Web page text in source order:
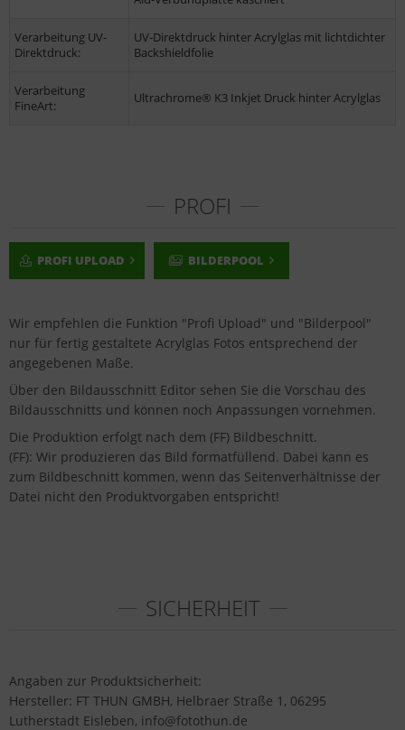
Verarbeitung UV-
Direktdruck:
UV-Direktdruck hinter Acrylglas mit lichtdichter
Backshieldfolie
Verarbeitung
FineArt:
Ultrachrome® K3 Inkjet Druck hinter Acrylglas
PROFI
PROFI UPLOAD BILDERPOOL
Wir empfehlen die Funktion "Profi Upload" und "Bilderpool"
nur für fertig gestaltete Acrylglas Fotos entsprechend der
angegebenen Maße.
Über den Bildausschnitt Editor sehen Sie die Vorschau des
Bildausschnitts und können noch Anpassungen vornehmen.
Die Produktion erfolgt nach dem (FF) Bildbeschnitt.
(FF): Wir produzieren das Bild formatfüllend. Dabei kann es
zum Bildbeschnitt kommen, wenn das Seitenverhältnisse der
Datei nicht den Produktvorgaben entspricht!
SICHERHEIT
Angaben zur Produktsicherheit:
Hersteller: FT THUN GMBH, Helbraer Straße 1, 06295
Lutherstadt Eisleben, info@fotothun.de